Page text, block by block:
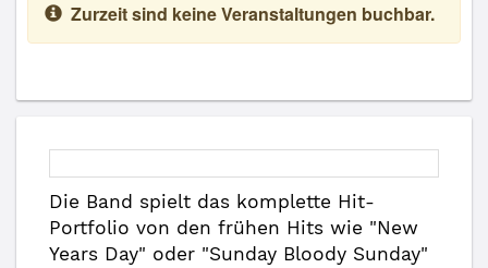
Zurzeit sind keine Veranstaltungen buchbar.
Die Band spielt das komplette Hit-
Portfolio von den frühen Hits wie "New
Years Day" oder "Sunday Bloody Sunday"